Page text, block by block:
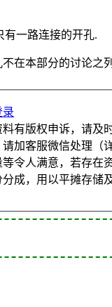
有一路连接的开孔.
在本部分的讨论之列
录
有版权申诉，请及
加客服微信处理（
令人满意，若存在
成，用以平摊存储